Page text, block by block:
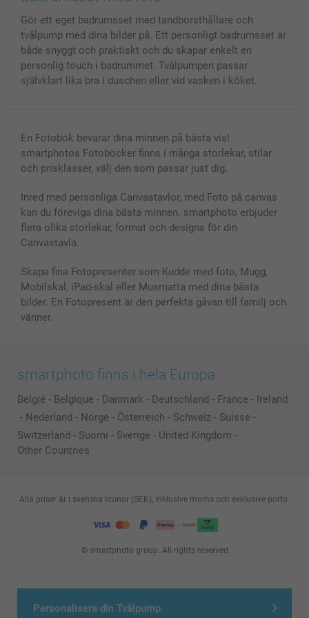
Personalisera din Tvålpump
MyNameBook
Fotoalmanackor & Fotoagenda
Fotoramar & Tillbehör
Presentkort
Villkor och garantier
Investor Relations
Priser & betalning
Status på beställningar
Gör ett eget badrumsset med tandborsthållare och
tvålpump med dina bilder på. Ett personligt badrumsset är
både snyggt och praktiskt och du skapar enkelt en
personlig touch i badrummet. Tvålpumpen passar
självklart lika bra i duschen eller vid vasken i köket.
En Fotobok bevarar dina minnen på bästa vis!
smartphotos Fotoböcker finns i många storlekar, stilar
och prisklasser, välj den som passar just dig.
Inred med personliga Canvastavlor, med Foto på canvas
kan du föreviga dina bästa minnen. smartphoto erbjuder
flera olika storlekar, format och designs för din
Canvastavla.
Skapa fina Fotopresenter som Kudde med foto, Mugg,
Mobilskal, iPad-skal eller Musmatta med dina bästa
bilder. En Fotopresent är den perfekta gåvan till familj och
vänner.
smartphoto finns i hela Europa
België - Belgique - Danmark - Deutschland - France - Ireland
- Nederland - Norge - Österreich - Schweiz - Suisse -
Switzerland - Suomi - Sverige - United Kingdom -
Other Countries
© smartphoto group. All rights reserved
Alla priser är i svenska kronor (SEK), inklusive moms och exklusive porto.